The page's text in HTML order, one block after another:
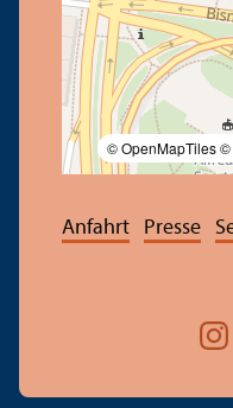
© OpenMapTiles©
Anfahrt Presse